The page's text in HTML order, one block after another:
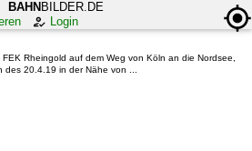
BAHN BILDER.DE
Login
Rheingold auf dem Weg von Köln an die Nordsee,
20.4.19 in der Nähe von ...